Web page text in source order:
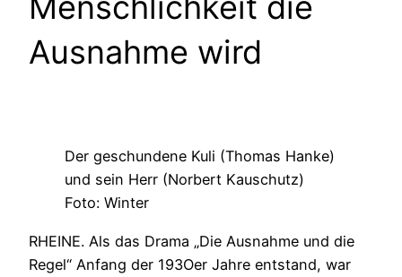
Ausnahme wird
Der geschundene Kuli (Thomas Hanke)
und sein Herr (Norbert Kauschutz)
Foto: Winter
RHEINE. Als das Drama „Die Ausnahme und die
Regel“ Anfang der 193Oer Jahre entstand, war